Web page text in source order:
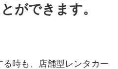
ができます。
時も、店舗型レンタカー